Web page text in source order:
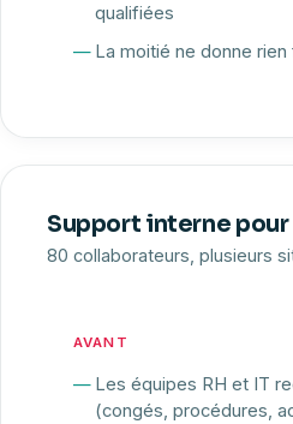
qualifiées
La moitié ne donne
Support interne
80 collaborateurs, plusieurs
AVANT
Les équipes RH et IT
(congés, procédures,